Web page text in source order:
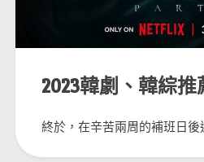
2023韓劇、韓綜推
終於，在辛苦兩周的補班日